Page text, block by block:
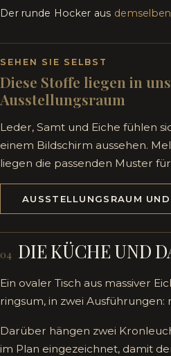
Der runde Hocker aus
SEHEN SIE SELBST
Diese Stoffe liegen in
Ausstellungsraum
Leder, Samt und Eiche fühlen
einem Bildschirm aussehen.
liegen die passenden Muster
AUSSTELLUNGSRAUM
04 DIE KÜCHE UND
Ein ovaler Tisch aus massiver
ringsum, in zwei
Darüber hängen zwei
im Plan eingezeichnet, damit